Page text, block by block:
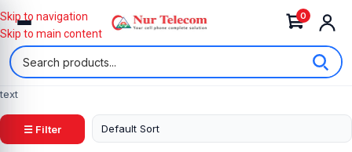
0
Skip to navigation
Skip to main content
text
☰ Filter